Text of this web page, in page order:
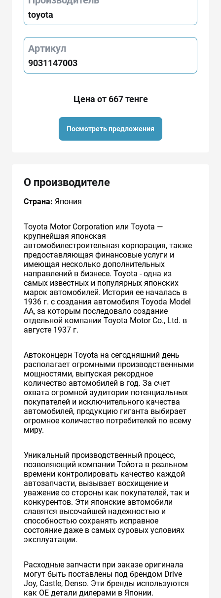
toyota
Артикул
9031147003
Цена от 667 тенге
Посмотреть предложения
О производителе
Страна: Япония
Toyota Motor Corporation или Toyota —
крупнейшая японская
автомобилестроительная корпорация, также
предоставляющая финансовые услуги и
имеющая несколько дополнительных
направлений в бизнесе. Toyota - одна из
самых известных и популярных японских
марок автомобилей. История ее началась в
1936 г. с создания автомобиля Toyoda Model
AA, за которым последовало создание
отдельной компании Toyota Motor Co., Ltd. в
августе 1937 г.
Автоконцерн Toyota на сегодняшний день
располагает огромными производственными
мощностями, выпуская рекордное
количество автомобилей в год. За счет
охвата огромной аудитории потенциальных
покупателей и исключительного качества
автомобилей, продукцию гиганта выбирает
огромное количество потребителей по всему
миру.
Уникальный производственный процесс,
позволяющий компании Тойота в реальном
времени контролировать качество каждой
автозапчасти, вызывает восхищение и
уважение со стороны как покупателей, так и
конкурентов. Эти японские автомобили
славятся высочайшей надежностью и
способностью сохранять исправное
состояние даже в самых суровых условиях
эксплуатации.
Расходные запчасти при заказе оригинала
могут быть поставлены под брендом Drive
Joy, Castle, Denso. Эти бренды используются
как ОЕ детали дилерами в Японии.